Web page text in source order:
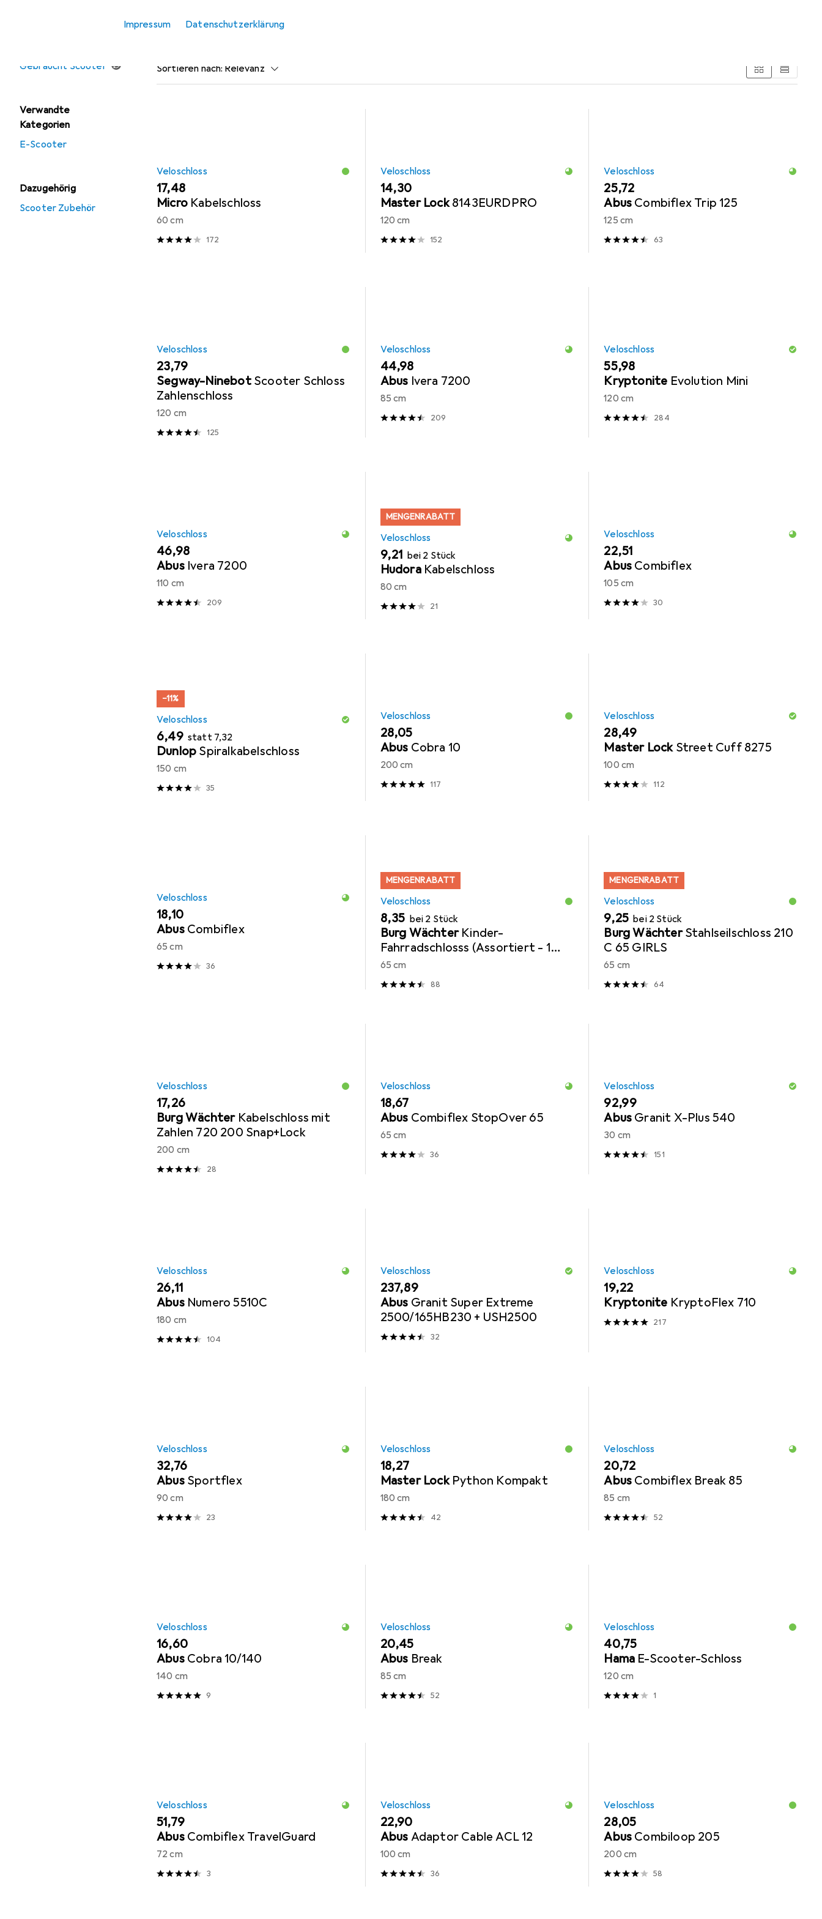
Impressum Datenschutzerklärung
Gebraucht Scooter
Verwandte
Kategorien
E-Scooter
Dazugehörig
Scooter Zubehör
Sortieren nach: Relevanz
Veloschloss
EUR
17,48
Micro Kabelschloss
60 cm
172
Veloschloss
EUR
14,30
Master Lock 8143EURDPRO
120 cm
152
Veloschloss
EUR
25,72
Abus Combiflex Trip 125
125 cm
63
Veloschloss
EUR
23,79
Segway-Ninebot Scooter Schloss
Zahlenschloss
120 cm
125
Veloschloss
EUR
44,98
Abus Ivera 7200
85 cm
209
Veloschloss
EUR
55,98
Kryptonite Evolution Mini
120 cm
284
Veloschloss
EUR
46,98
Abus Ivera 7200
110 cm
209
MENGENRABATT
Veloschloss
EUR
9,21 bei 2 Stück
Hudora Kabelschloss
80 cm
21
Veloschloss
EUR
22,51
Abus Combiflex
105 cm
30
−11%
Veloschloss
EUR
6,49 statt EUR
7,32
Dunlop Spiralkabelschloss
150 cm
35
Veloschloss
EUR
28,05
Abus Cobra 10
200 cm
117
Veloschloss
EUR
28,49
Master Lock Street Cuff 8275
100 cm
112
Veloschloss
EUR
18,10
Abus Combiflex
65 cm
36
MENGENRABATT
Veloschloss
EUR
8,35 bei 2 Stück
Burg Wächter Kinder-
Fahrradschlosss (Assortiert - 1
Stück)
65 cm
88
MENGENRABATT
Veloschloss
EUR
9,25 bei 2 Stück
Burg Wächter Stahlseilschloss 210
C 65 GIRLS
65 cm
64
Veloschloss
EUR
17,26
Burg Wächter Kabelschloss mit
Zahlen 720 200 Snap+Lock
200 cm
28
Veloschloss
EUR
18,67
Abus Combiflex StopOver 65
65 cm
36
Veloschloss
EUR
92,99
Abus Granit X-Plus 540
30 cm
151
Veloschloss
EUR
26,11
Abus Numero 5510C
180 cm
104
Veloschloss
EUR
237,89
Abus Granit Super Extreme
2500/165HB230 + USH2500
32
Veloschloss
EUR
19,22
Kryptonite KryptoFlex 710
217
Veloschloss
EUR
32,76
Abus Sportflex
90 cm
23
Veloschloss
EUR
18,27
Master Lock Python Kompakt
180 cm
42
Veloschloss
EUR
20,72
Abus Combiflex Break 85
85 cm
52
Veloschloss
EUR
16,60
Abus Cobra 10/140
140 cm
9
Veloschloss
EUR
20,45
Abus Break
85 cm
52
Veloschloss
EUR
40,75
Hama E-Scooter-Schloss
120 cm
1
Veloschloss
EUR
51,79
Abus Combiflex TravelGuard
72 cm
3
Veloschloss
EUR
22,90
Abus Adaptor Cable ACL 12
100 cm
36
Veloschloss
EUR
28,05
Abus Combiloop 205
200 cm
58